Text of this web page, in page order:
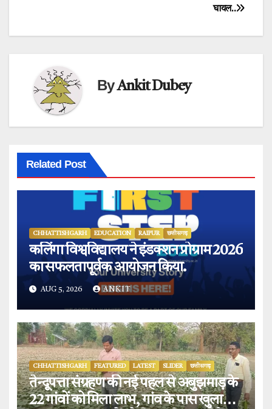
घायल..
ByAnkit Dubey
Related Post
CHHATTISHGARH EDUCATION RAIPUR छत्तीसगढ़
कलिंगा विश्वविद्यालय ने इंडक्शन प्रोग्राम 2026
का सफलतापूर्वक आयोजन किया.
AUG 5, 2026 ANKIT
CHHATTISHGARH FEATURED LATEST SLIDER छत्तीसगढ़
तेन्दूपत्ता संग्रहण की नई पहल से अबुझमाड़ के
22 गांवों को मिला लाभ, गांव के पास खुला